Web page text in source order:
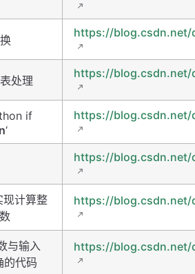
https://blog.csdn.net/
处理
https://blog.csdn.net/
if
‘
https://blog.csdn.net/
https://blog.csdn.net/
计算整
https://blog.csdn.net/
与输入
的代码
https://blog.csdn.net/